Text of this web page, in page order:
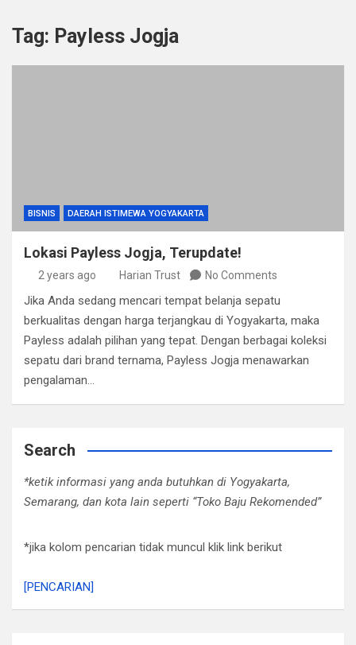
Tag: Payless Jogja
BISNIS DAERAH ISTIMEWA YOGYAKARTA
Lokasi Payless Jogja, Terupdate!
2 years ago Harian Trust No Comments
Jika Anda sedang mencari tempat belanja sepatu
berkualitas dengan harga terjangkau di Yogyakarta, maka
Payless adalah pilihan yang tepat. Dengan berbagai koleksi
sepatu dari brand ternama, Payless Jogja menawarkan
pengalaman…
Search
*ketik informasi yang anda butuhkan di Yogyakarta,
Semarang, dan kota lain seperti “Toko Baju Rekomended”
*jika kolom pencarian tidak muncul klik link berikut
[PENCARIAN]